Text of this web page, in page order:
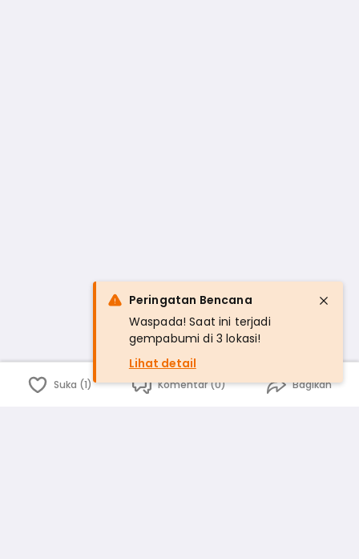
Suka (1) Komentar (0) Bagikan
Peringatan Bencana
Waspada! Saat ini terjadi
gempabumi di 3 lokasi!
Lihat detail